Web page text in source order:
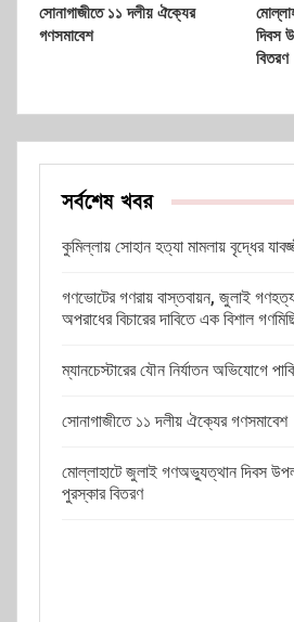
সোনাগাজীতে ১১ দলীয় ঐক্যের
গণসমাবেশ
দিবস
বিতরণ
সর্বশেষ খবর
কুমিল্লায় সোহান হত্যা মামলায় বৃদ্ধের
গণভোটের গণরায় বাস্তবায়ন, জুলাই
অপরাধের বিচারের দাবিতে এক বিশাল
ম্যানচেস্টারের যৌন নির্যাতন অভিযোগে
সোনাগাজীতে ১১ দলীয় ঐক্যের গণসমাবেশ
মোল্লাহাটে জুলাই গণঅভ্যুত্থান দিবস
পুরস্কার বিতরণ